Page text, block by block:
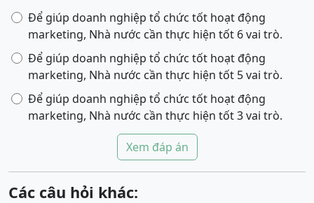
Để giúp doanh nghiệp tổ chức tốt hoạt động
marketing, Nhà nước cần thực hiện tốt 6 vai trò.
Để giúp doanh nghiệp tổ chức tốt hoạt động
marketing, Nhà nước cần thực hiện tốt 5 vai trò.
Để giúp doanh nghiệp tổ chức tốt hoạt động
marketing, Nhà nước cần thực hiện tốt 3 vai trò.
Xem đáp án
Các câu hỏi khác: